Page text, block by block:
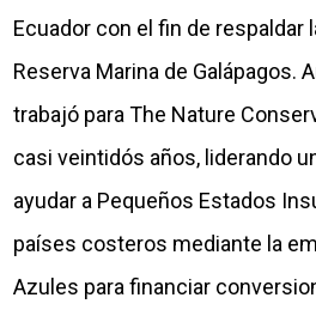
Ecuador con el fin de respaldar
Reserva Marina de Galápagos.
trabajó para The Nature
casi veintidós años, liderando
ayudar a Pequeños Estados
países costeros mediante la
Azules para financiar